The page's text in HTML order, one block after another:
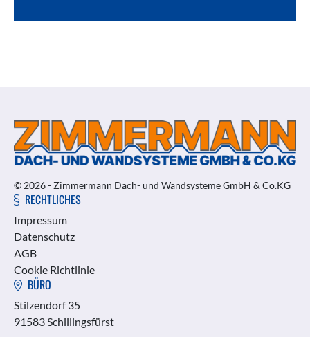
© 2026 - Zimmermann Dach- und Wandsysteme GmbH & Co.KG
RECHTLICHES
Impressum
Datenschutz
AGB
Cookie Richtlinie
BÜRO
Stilzendorf 35
91583 Schillingsfürst